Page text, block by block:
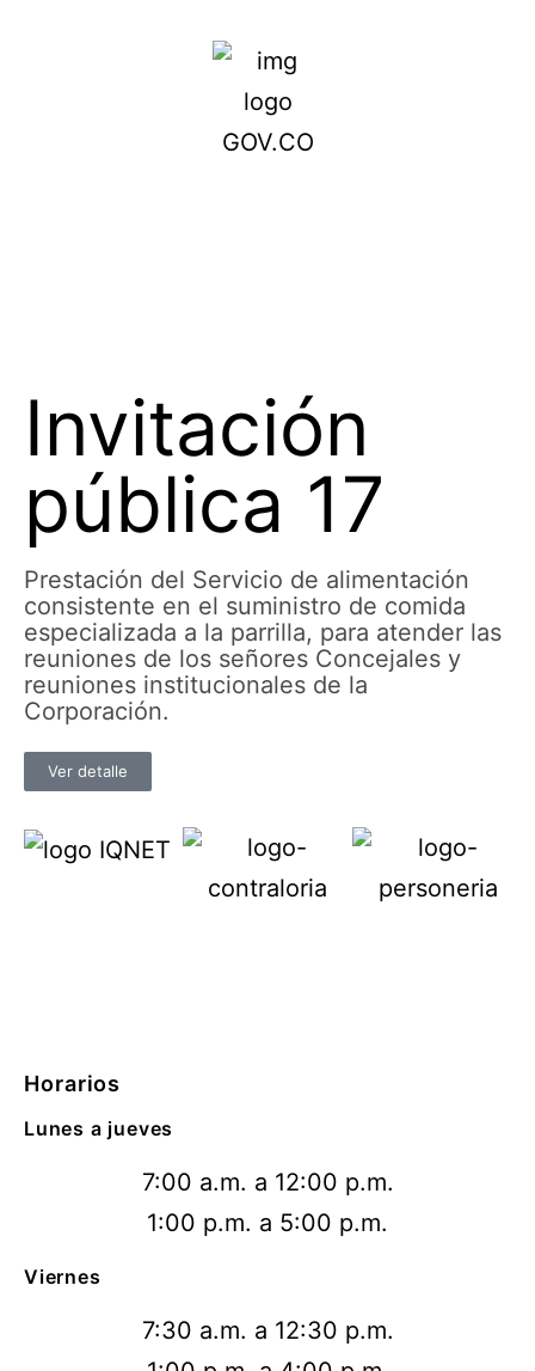
Invitación
pública 17
Prestación del Servicio de alimentación
consistente en el suministro de comida
especializada a la parrilla, para atender las
reuniones de los señores Concejales y
reuniones institucionales de la
Corporación.
Ver detalle
Horarios
Lunes a jueves
7:00 a.m. a 12:00 p.m.
1:00 p.m. a 5:00 p.m.
Viernes
7:30 a.m. a 12:30 p.m.